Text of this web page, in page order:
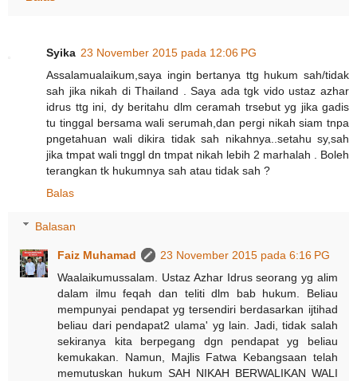
Syika 23 November 2015 pada 12:06 PG
Assalamualaikum,saya ingin bertanya ttg hukum sah/tidak
sah jika nikah di Thailand . Saya ada tgk vido ustaz azhar
idrus ttg ini, dy beritahu dlm ceramah trsebut yg jika gadis
tu tinggal bersama wali serumah,dan pergi nikah siam tnpa
pngetahuan wali dikira tidak sah nikahnya..setahu sy,sah
jika tmpat wali tnggl dn tmpat nikah lebih 2 marhalah . Boleh
terangkan tk hukumnya sah atau tidak sah ?
Balas
Balasan
Faiz Muhamad
23 November 2015 pada 6:16 PG
Waalaikumussalam. Ustaz Azhar Idrus seorang yg alim
dalam ilmu feqah dan teliti dlm bab hukum. Beliau
mempunyai pendapat yg tersendiri berdasarkan ijtihad
beliau dari pendapat2 ulama' yg lain. Jadi, tidak salah
sekiranya kita berpegang dgn pendapat yg beliau
kemukakan. Namun, Majlis Fatwa Kebangsaan telah
memutuskan hukum SAH NIKAH BERWALIKAN WALI